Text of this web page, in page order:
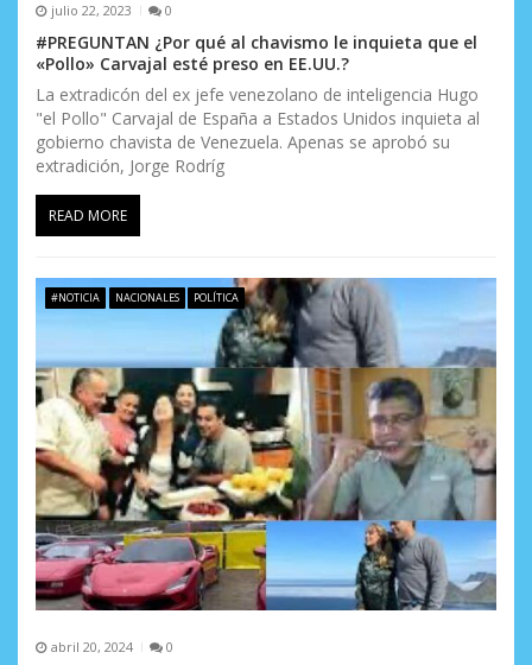
julio 22, 2023 0
#PREGUNTAN ¿Por qué al chavismo le inquieta que el
«Pollo» Carvajal esté preso en EE.UU.?
La extradicón del ex jefe venezolano de inteligencia Hugo
"el Pollo" Carvajal de España a Estados Unidos inquieta al
gobierno chavista de Venezuela. Apenas se aprobó su
extradición, Jorge Rodríg
READ MORE
#NOTICIA NACIONALES POLÍTICA
abril 20, 2024 0